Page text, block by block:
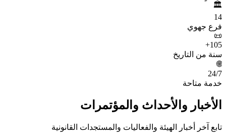
🏛️
14
فرع جهوي
📜
105
+
سنة من التاريخ
🌐
24/7
خدمة متاحة
الأخبار والأحداث والمؤتمرات
تابع آخر أخبار الهيئة والفعاليات والمستجدات القانونية